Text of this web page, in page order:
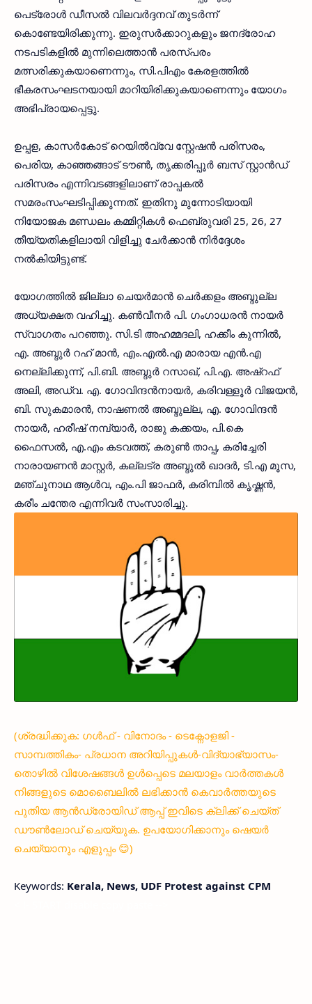
പെട്രോള്‍ ഡീസല്‍ വിലവര്‍ദ്ദനവ് തുടര്‍ന്ന്
കൊണ്ടേയിരിക്കുന്നു. ഇരുസര്‍ക്കാറുകളും ജനദ്രോഹ
നടപടികളില്‍ മുന്നിലെത്താന്‍ പരസ്പരം
മത്സരിക്കുകയാണെന്നും, സി.പിഎം കേരളത്തില്‍
ഭീകരസംഘടനയായി മാറിയിരിക്കുകയാണെന്നും യോഗം
അഭിപ്രായപ്പെട്ടു.
ഉപ്പള, കാസര്‍കോട് റെയില്‍വ്വേ സ്റ്റേഷന്‍ പരിസരം,
പെരിയ, കാഞ്ഞങ്ങാട് ടൗണ്‍, തൃക്കരിപ്പൂര്‍ ബസ് സ്റ്റാന്‍ഡ്
പരിസരം എന്നിവടങ്ങളിലാണ് രാപ്പകല്‍
സമരംസംഘടിപ്പിക്കുന്നത്. ഇതിനു മുന്നോടിയായി
നിയോജക മണ്ഡലം കമ്മിറ്റികള്‍ ഫെബ്രുവരി 25, 26, 27
തീയ്യതികളിലായി വിളിച്ചു ചേര്‍ക്കാന്‍ നിര്‍ദ്ദേശം
നല്‍കിയിട്ടുണ്ട്.
യോഗത്തില്‍ ജില്ലാ ചെയര്‍മാന്‍ ചെര്‍ക്കളം അബ്ദുല്ല
അധ്യക്ഷത വഹിച്ചു. കണ്‍വീനര്‍ പി. ഗംഗാധരന്‍ നായര്‍
സ്വാഗതം പറഞ്ഞു. സി.ടി അഹമ്മദലി, ഹക്കീം കുന്നില്‍,
എ. അബ്ദുര്‍ റഹ് മാന്‍, എം.എല്‍.എ മാരായ എന്‍.എ
നെല്ലിക്കുന്ന്, പി.ബി. അബ്ദുര്‍ റസാഖ്, പി.എ. അഷ്‌റഫ്
അലി, അഡ്വ. എ. ഗോവിന്ദന്‍നായര്‍, കരിവള്ളൂര്‍ വിജയന്‍,
ബി. സുകമാരന്‍, നാഷണല്‍ അബ്ദുല്ല, എ. ഗോവിന്ദന്‍
നായര്‍, ഹരീഷ് നമ്പ്യാര്‍, രാജു കക്കയം, പി.കെ
ഫൈസല്‍, എ.എം കടവത്ത്, കരുണ്‍ താപ്പ, കരിച്ചേരി
നാരായണന്‍ മാസ്റ്റര്‍, കല്ലട്ര അബ്ദുല്‍ ഖാദര്‍, ടി.എ മൂസ,
മഞ്ചുനാഥ ആള്‍വ, എം.പി ജാഫര്‍, കരിമ്പില്‍ കൃഷ്ണന്‍,
കരീം ചന്തേര എന്നിവര്‍ സംസാരിച്ചു.
(ശ്രദ്ധിക്കുക: ഗൾഫ് - വിനോദം - ടെക്നോളജി -
സാമ്പത്തികം- പ്രധാന അറിയിപ്പുകൾ-വിദ്യാഭ്യാസം-
തൊഴിൽ വിശേഷങ്ങൾ ഉൾപ്പെടെ മലയാളം വാർത്തകൾ
നിങ്ങളുടെ മൊബൈലിൽ ലഭിക്കാൻ കെവാർത്തയുടെ
പുതിയ ആൻഡ്രോയിഡ് ആപ്പ് ഇവിടെ ക്ലിക്ക് ചെയ്ത്
ഡൗൺലോഡ് ചെയ്യുക. ഉപയോഗിക്കാനും ഷെയർ
ചെയ്യാനും എളുപ്പം 😊)
Keywords: Kerala, News, UDF Protest against CPM